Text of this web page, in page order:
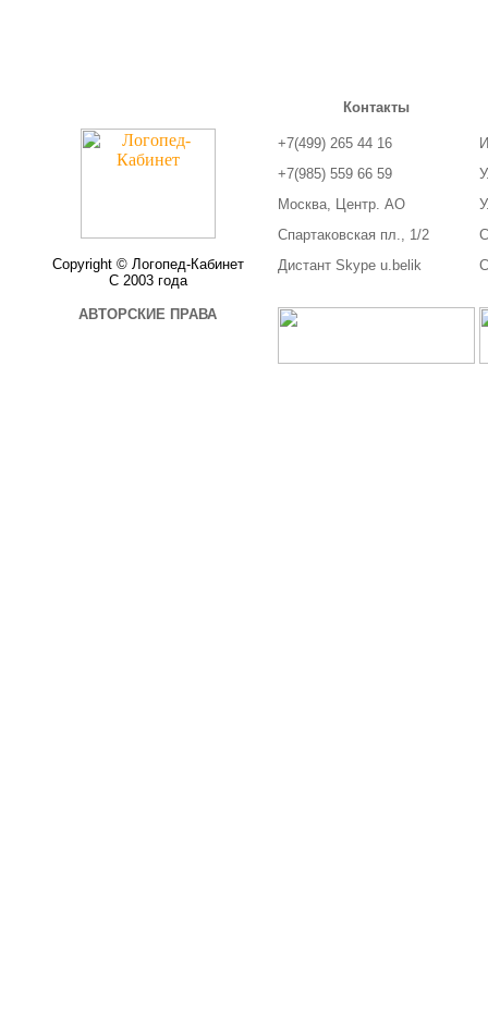
Copyright © Логопед-Кабинет
С 2003 года
АВТОРСКИЕ ПРАВА
Контакты
+7(499) 265 44 16
+7(985) 559 66 59
Москва, Центр. АО
Спартаковская пл., 1/2
Дистант Skype u.belik